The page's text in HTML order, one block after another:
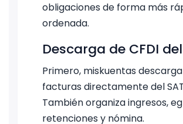
obligaciones de forma más
ordenada.
Descarga de CFDI del
Primero, miskuentas
facturas directamente del
También organiza ingresos,
retenciones y nómina.